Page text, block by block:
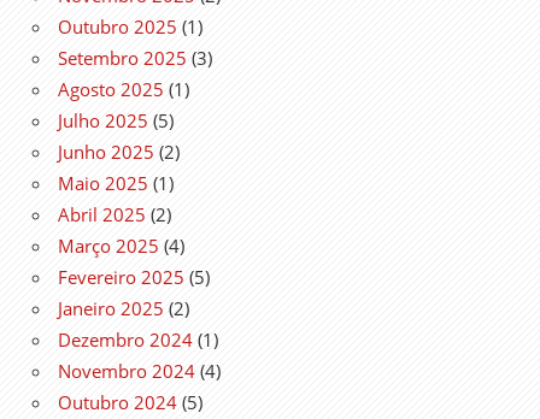
Outubro 2025 (1)
Setembro 2025 (3)
Agosto 2025 (1)
Julho 2025 (5)
Junho 2025 (2)
Maio 2025 (1)
Abril 2025 (2)
Março 2025 (4)
Fevereiro 2025 (5)
Janeiro 2025 (2)
Dezembro 2024 (1)
Novembro 2024 (4)
Outubro 2024 (5)